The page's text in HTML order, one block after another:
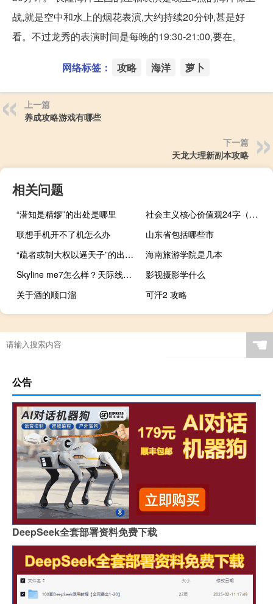
战,就是空中和水上的烟花表演,大约持续20分钟,甚是好
看。不过龙秀的表演时间是每晚的19:30-21:00,要在。
网络标签： 攻略 海洋 萝卜
上一篇
养成攻略游戏有哪些
下一篇
天龙大理新副本攻略
相关问题
“潜知是精鏐”的出处是哪里
社会主义核心价值观24字（社会主义核心价值观的基本内容）
联想手机开不了机怎么办
山东省包括哪些市
“疏者或制大权以逼天子”的出处是哪里
海南旅游学院是几本
Skyline me7怎么样？天际线ME7价格
影视摄影学什么
关于酒的顺口溜
可汗2 攻略
☚
公告
DeepSeek全套部署资料免费下载